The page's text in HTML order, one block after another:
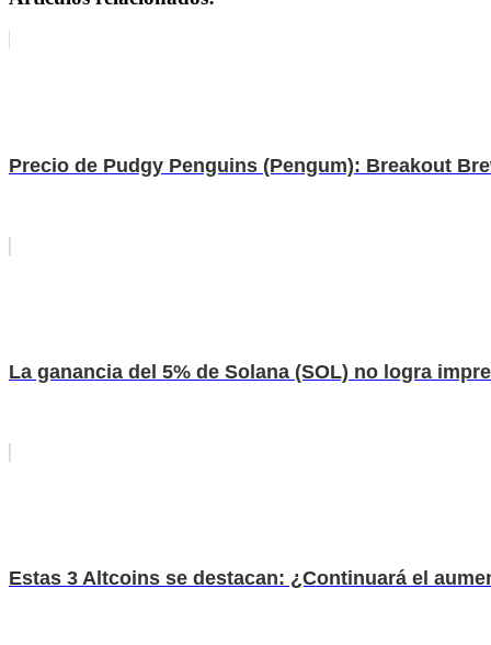
Precio de Pudgy Penguins (Pengum): Breakout
La ganancia del 5% de Solana (SOL) no logra
Estas 3 Altcoins se destacan: ¿Continuará el